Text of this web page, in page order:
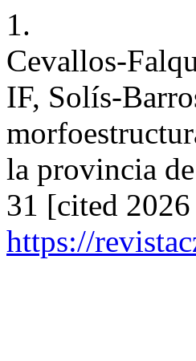
1.
Cevallos-
IF, Solís-
la provincia
31 [cited
https://